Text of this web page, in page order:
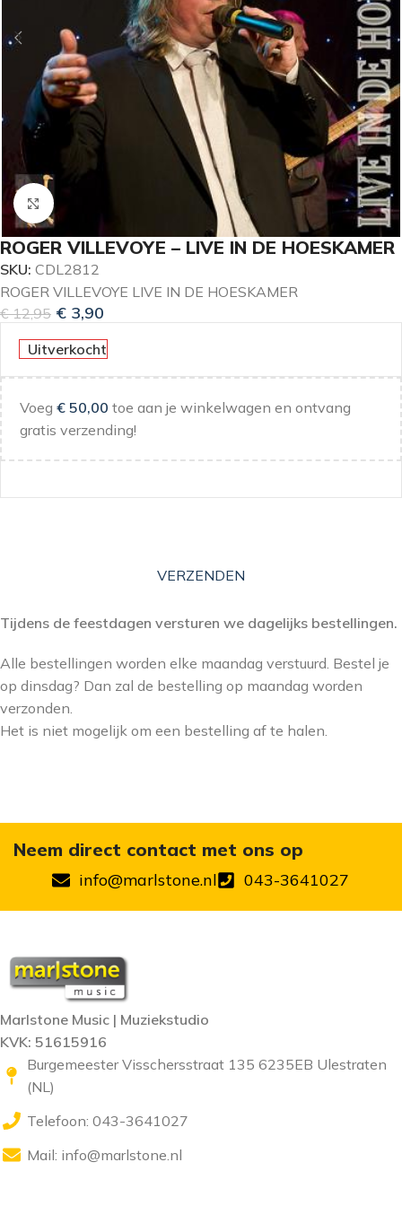
Klik om te vergroten
ROGER VILLEVOYE – LIVE IN DE HOESKAMER
SKU: CDL2812
ROGER VILLEVOYE LIVE IN DE HOESKAMER
€12,95 € 3,90
Uitverkocht
Voeg € 50,00 toe aan je winkelwagen en ontvang
gratis verzending!
VERZENDEN
Tijdens de feestdagen versturen we dagelijks bestellingen.
Alle bestellingen worden elke maandag verstuurd. Bestel je
op dinsdag? Dan zal de bestelling op maandag worden
verzonden.
Het is niet mogelijk om een bestelling af te halen.
Neem direct contact met ons op
info@marlstone.nl 043-3641027
Marlstone Music | Muziekstudio
KVK: 51615916
Burgemeester Visschersstraat 135 6235EB Ulestraten
(NL)
Telefoon: 043-3641027
Mail: info@marlstone.nl